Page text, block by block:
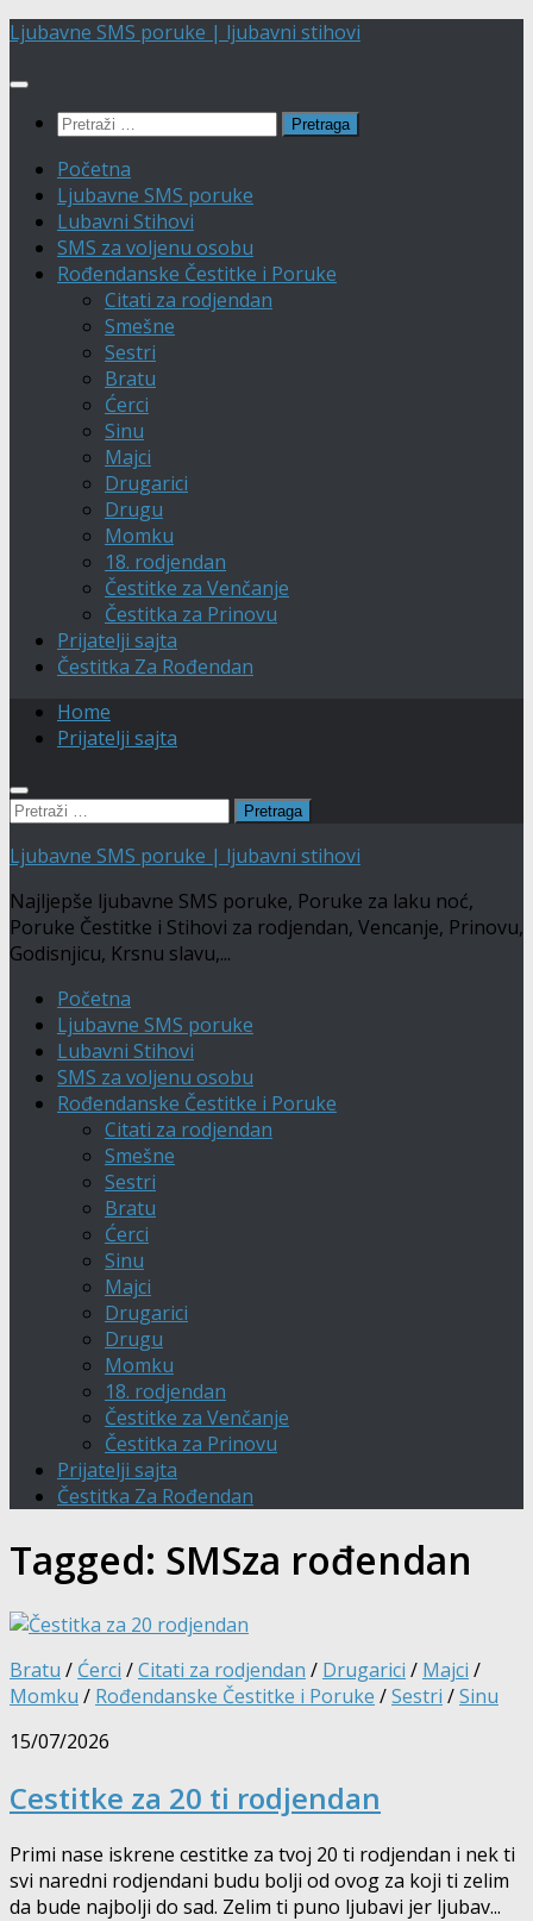
Skip
content
Ljubavne SMS poruke | ljubavni stihovi
Pretraga:
Početna
Ljubavne SMS poruke
Lubavni Stihovi
SMS za voljenu osobu
Rođendanske Čestitke i Poruke
Citati za rodjendan
Smešne
Sestri
Bratu
Ćerci
Sinu
Majci
Drugarici
Drugu
Momku
18. rodjendan
Čestitke za Venčanje
Čestitka za Prinovu
Prijatelji sajta
Čestitka Za Rođendan
Home
Prijatelji sajta
Pretraga:
Ljubavne SMS poruke | ljubavni stihovi
Najljepše ljubavne SMS poruke, Poruke za laku noć,
Poruke Čestitke i Stihovi za rodjendan, Vencanje, Prinovu,
Godisnjicu, Krsnu slavu,...
Početna
Ljubavne SMS poruke
Lubavni Stihovi
SMS za voljenu osobu
Rođendanske Čestitke i Poruke
Citati za rodjendan
Smešne
Sestri
Bratu
Ćerci
Sinu
Majci
Drugarici
Drugu
Momku
18. rodjendan
Čestitke za Venčanje
Čestitka za Prinovu
Prijatelji sajta
Čestitka Za Rođendan
Tagged: SMSza rođendan
Bratu / Ćerci /Citati za rodjendan / Drugarici / Majci /
Momku / Rođendanske Čestitke i Poruke /Sestri /Sinu
15/07/2026
Cestitke za 20 ti rodjendan
Primi nase iskrene cestitke za tvoj 20 ti rodjendan i nek ti
svi naredni rodjendani budu bolji od ovog za koji ti zelim
da bude najbolji do sad. Zelim ti puno ljubavi jer ljubav...